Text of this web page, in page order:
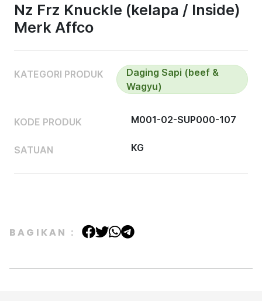
Nz Frz Knuckle (kelapa / Inside)
Merk Affco
KATEGORI PRODUK
Daging Sapi (beef &
Wagyu)
KODE PRODUK M001-02-SUP000-107
SATUAN KG
BAGIKAN :